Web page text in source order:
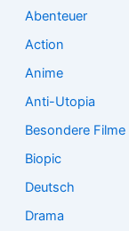
Abenteuer
Action
Anime
Anti-Utopia
Besondere Filme
Biopic
Deutsch
Drama